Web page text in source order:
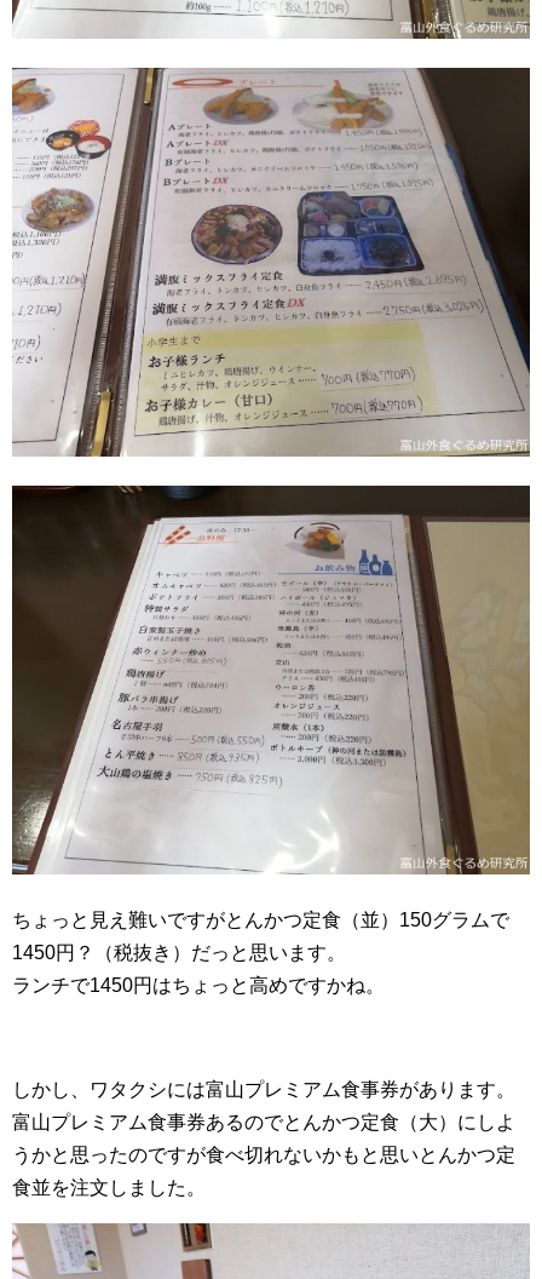
ちょっと見え難いですがとんかつ定食（並）150グラムで
1450円？（税抜き）だっと思います。
ランチで1450円はちょっと高めですかね。
しかし、ワタクシには富山プレミアム食事券があります。
富山プレミアム食事券あるのでとんかつ定食（大）にしよ
うかと思ったのですが食べ切れないかもと思いとんかつ定
食並を注文しました。